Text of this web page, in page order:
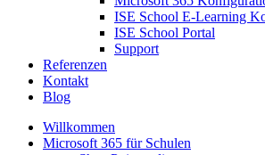
ISE School E-Learning
ISE School Portal
Support
Referenzen
Kontakt
Blog
Willkommen
Microsoft 365 für Schulen​